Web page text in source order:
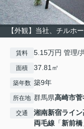
【外観】当社、チルホ
賃料 5.15万円 管理/
面積 37.81㎡
築年数 築9年
所在地 群馬県高崎市菅
交通 湘南新宿ライン
両毛線 「新前橋